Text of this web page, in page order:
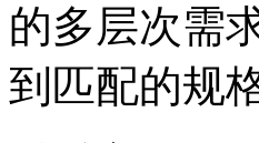
的多层次需
到匹配的规